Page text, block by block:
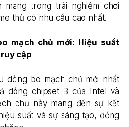
mạng trong trải nghiệm chơi
thủ có nhu cầu cao nhất.
mạch chủ mới: Hiệu suất
cập
dòng bo mạch chủ mới nhất
dòng chipset B của Intel và
chủ này mang đến sự kết
suất và sự sáng tạo, đồng